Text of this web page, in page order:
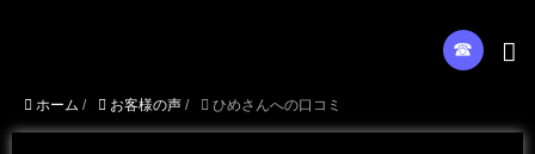
☎︎
ホーム / お客様の声 / ひめさんへの口コミ